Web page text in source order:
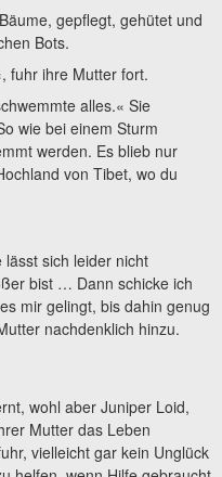
gepflegt, gehütet und
Bots.
fuhr ihre Mutter fort.
alles.« Sie
wie bei einem Sturm
werden. Es blieb nur
von Tibet, wo du
sich leider nicht
bist … Dann schicke ich
mir gelingt, bis dahin genug
nachdenklich hinzu.
wohl aber Juniper Loid,
Mutter das Leben
vielleicht gar kein Unglück